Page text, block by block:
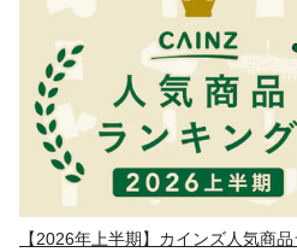
【2026年上半期】カインズ人気商